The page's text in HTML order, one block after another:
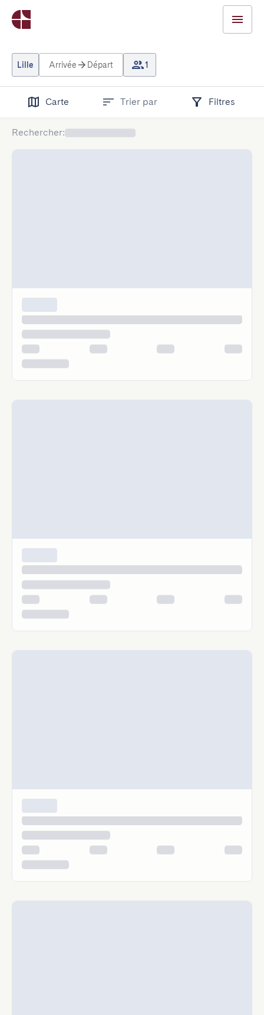
Lille Arrivée Départ 1
Carte Trier par Filtres
Rechercher: